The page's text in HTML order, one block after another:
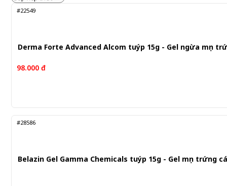
#22549
Derma Forte Advanced Alcom tuýp 15g - Gel ngừa mụn
98.000 đ
#28586
Belazin Gel Gamma Chemicals tuýp 15g - Gel mụn trứng cá